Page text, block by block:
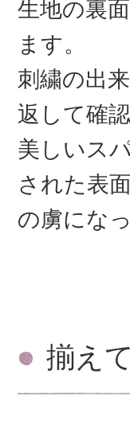
生地の裏
ます。
刺繍の出
返して確
美しいス
された表
の虜にな
揃え